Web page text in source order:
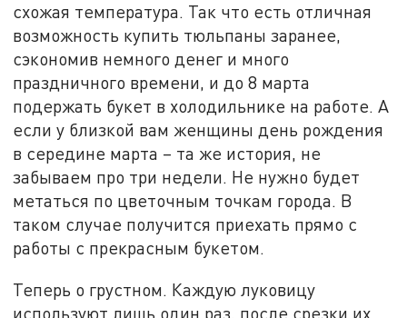
схожая температура. Так что есть отличная
возможность купить тюльпаны заранее,
сэкономив немного денег и много
праздничного времени, и до 8 марта
подержать букет в холодильнике на работе. А
если у близкой вам женщины день рождения
в середине марта – та же история, не
забываем про три недели. Не нужно будет
метаться по цветочным точкам города. В
таком случае получится приехать прямо с
работы с прекрасным букетом.
Теперь о грустном. Каждую луковицу
используют лишь один раз, после срезки их